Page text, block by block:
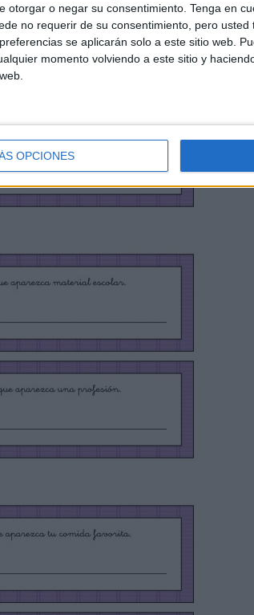
otorgar o negar su consentimiento. Tenga en
no requerir de su consentimiento, pero
se aplicarán solo a este sitio web.
momento volviendo a este sitio y
OPCIONES